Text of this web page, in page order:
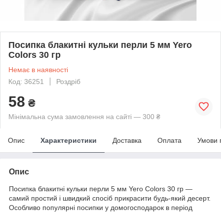
Посипка блакитні кульки перли 5 мм Yero
Colors 30 гр
Немає в наявності
Код: 36251
Роздріб
58 ₴
Мінімальна сума замовлення на сайті — 300 ₴
Опис Характеристики Доставка Оплата Умови
Опис
Посипка блакитні кульки перли 5 мм Yero Colors 30 гр —
самий простий і швидкий спосіб прикрасити будь-який десерт.
Особливо популярні посипки у домогосподарок в період